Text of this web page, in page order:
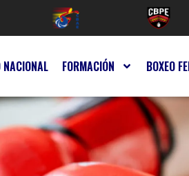
NACIONAL FORMACIÓN BOXEO